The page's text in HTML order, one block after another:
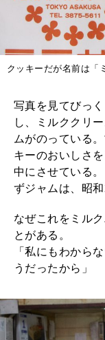
クッキーだが名前は「
写真を見てびっ
し、ミルククリ
ムがのっている
キーのおいしさ
中にさせている
ずジャムは、昭
なぜこれをミル
とがある。
「私にもわから
うだったから」